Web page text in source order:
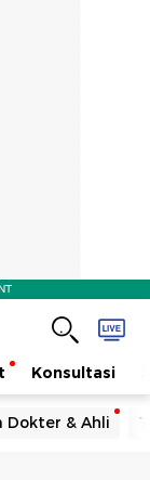
Konsultasi
Dokter & Ahli